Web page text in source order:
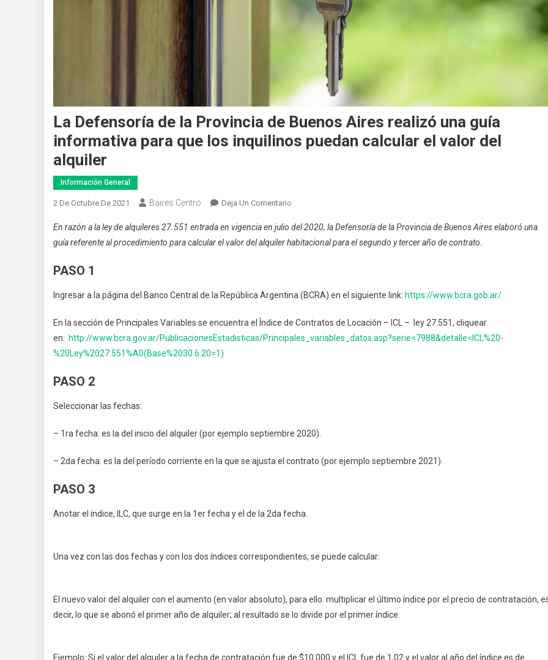
La Defensoría de la Provincia de Buenos Aires realizó una guía
informativa para que los inquilinos puedan calcular el valor del
alquiler
Información General
2 De Octubre De 2021 Baires Centro Deja Un Comentario
Defensoría
De
Buenos
Realizó
Una
Inquilinos
Puedan
Alquiler
En razón a la ley de alquileres 27.551 entrada en vigencia en julio del 2020, la Defensoría de la Provincia de Buenos Aires elaboró una
guía referente al procedimiento para calcular el valor del alquiler habitacional para el segundo y tercer año de contrato.
PASO 1
Ingresar a la página del Banco Central de la República Argentina (BCRA) en el siguiente link: https://www.bcra.gob.ar/
En la sección de Principales Variables se encuentra el Índice de Contratos de Locación – ICL – ley 27.551, cliquear
en: http://www.bcra.gov.ar/PublicacionesEstadisticas/Principales_variables_datos.asp?serie=7988&detalle=ICL%20-
%20Ley%2027.551%A0(Base%2030.6.20=1)
PASO 2
Seleccionar las fechas:
– 1ra fecha: es la del inicio del alquiler (por ejemplo septiembre 2020).
– 2da fecha: es la del período corriente en la que se ajusta el contrato (por ejemplo septiembre 2021).
PASO 3
Anotar el índice, ILC, que surge en la 1er fecha y el de la 2da fecha.
Una vez con las dos fechas y con los dos índices correspondientes, se puede calcular:
El nuevo valor del alquiler con el aumento (en valor absoluto), para ello: multiplicar el último índice por el precio de contratación,
decir, lo que se abonó el primer año de alquiler; al resultado se lo divide por el primer índice.
Ejemplo: Si el valor del alquiler a la fecha de contratación fue de $10.000 y el ICL fue de 1,02 y el valor al año del índice es de